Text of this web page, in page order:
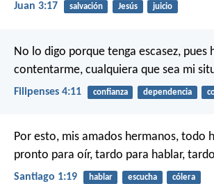
Juan 3:17 salvación Jesús juicio
No lo digo porque tenga escasez, pues
contentarme, cualquiera que sea mi
Filipenses 4:11 confianza dependencia
Por esto, mis amados hermanos, todo
pronto para oír, tardo para hablar,
Santiago 1:19 hablar escucha cólera